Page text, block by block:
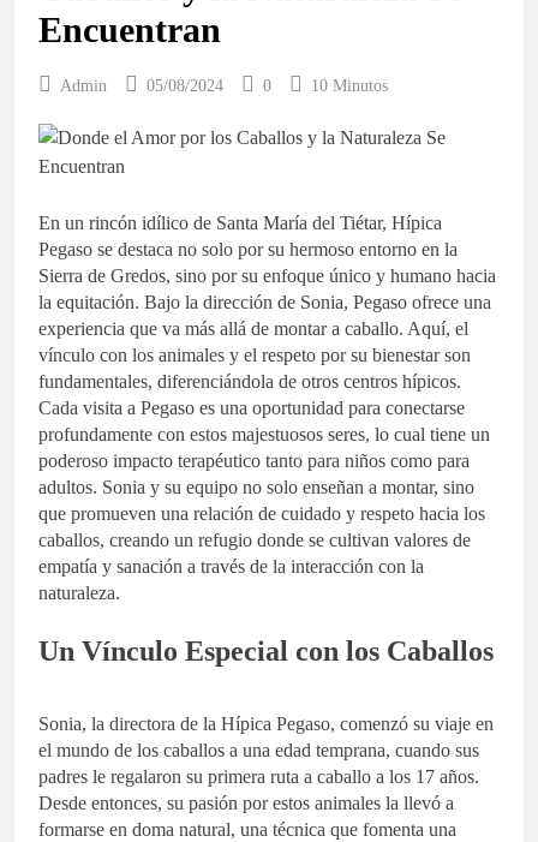
Encuentran
Admin 05/08/2024 0 10 Minutos
En un rincón idílico de Santa María del Tiétar, Hípica
Pegaso se destaca no solo por su hermoso entorno en la
Sierra de Gredos, sino por su enfoque único y humano hacia
la equitación. Bajo la dirección de Sonia, Pegaso ofrece una
experiencia que va más allá de montar a caballo. Aquí, el
vínculo con los animales y el respeto por su bienestar son
fundamentales, diferenciándola de otros centros hípicos.
Cada visita a Pegaso es una oportunidad para conectarse
profundamente con estos majestuosos seres, lo cual tiene un
poderoso impacto terapéutico tanto para niños como para
adultos. Sonia y su equipo no solo enseñan a montar, sino
que promueven una relación de cuidado y respeto hacia los
caballos, creando un refugio donde se cultivan valores de
empatía y sanación a través de la interacción con la
naturaleza.
Un Vínculo Especial con los Caballos
Sonia, la directora de la Hípica Pegaso, comenzó su viaje en
el mundo de los caballos a una edad temprana, cuando sus
padres le regalaron su primera ruta a caballo a los 17 años.
Desde entonces, su pasión por estos animales la llevó a
formarse en doma natural, una técnica que fomenta una